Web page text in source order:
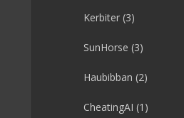
Kerbiter (3)
SunHorse (3)
Haubibban (2)
CheatingAI (1)